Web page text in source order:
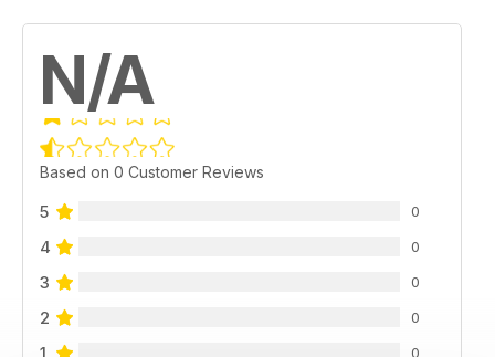
N/A
Based on 0 Customer Reviews
5 0
4 0
3 0
2 0
0